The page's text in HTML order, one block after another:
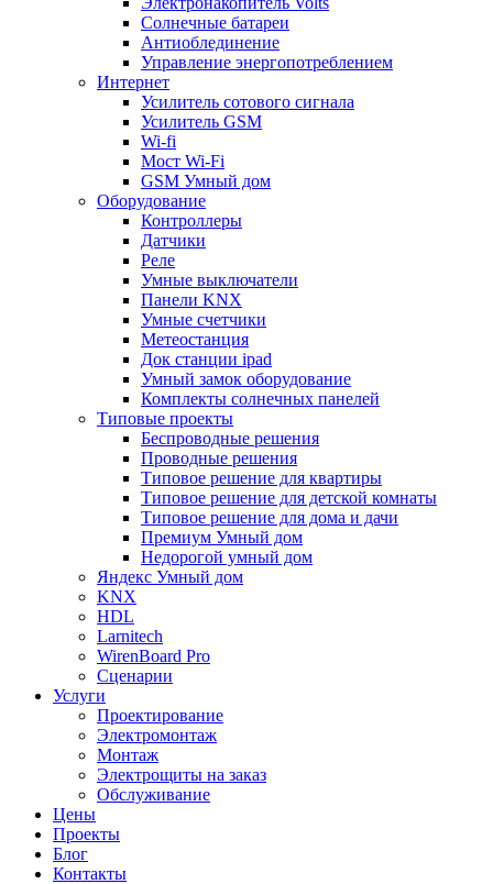
Солнечные батареи
Антиоблединение
Управление энергопотреблением
Интернет
Усилитель сотового сигнала
Усилитель GSM
Wi-fi
Мост Wi-Fi
GSM Умный дом
Оборудование
Контроллеры
Датчики
Реле
Умные выключатели
Панели KNX
Умные счетчики
Метеостанция
Док станции ipad
Умный замок оборудование
Комплекты солнечных панелей
Типовые проекты
Беспроводные решения
Проводные решения
Типовое решение для квартиры
Типовое решение для детской комнаты
Типовое решение для дома и дачи
Премиум Умный дом
Недорогой умный дом
Яндекс Умный дом
KNX
HDL
Larnitech
WirenBoard Pro
Сценарии
Услуги
Проектирование
Электромонтаж
Монтаж
Электрощиты на заказ
Обслуживание
Цены
Проекты
Блог
Контакты